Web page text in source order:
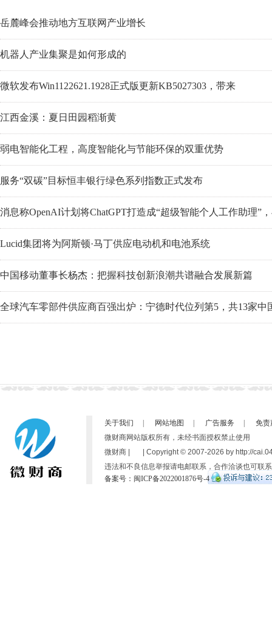
岳麓峰会推动地方互联网产业增长
机器人产业集聚是如何形成的
微软发布Win1122621.1928正式版更新KB5027303，带来
江西金溪：夏日田园稻渐黄
弱电智能化工程，高度智能化与节能环保的双重优势
服务“双碳”目标恒丰银行绿色系列指数正式发布
消息称OpenAI计划将ChatGPT打造成“超级智能个人工作助理”
Lucid集团将为阿斯顿·马丁供应电动机和电池系统
中国移动董事长杨杰：把握科技创新浪潮共谱融合发展新篇
全球汽车零部件供应商百强出炉：宁德时代位列第5，共13家中
关于我们 网站地图 广告服务
免责
微财商网站版权所有，未经书面授权禁止使用
微财商 | | Copyright © 2007-2026 by http://
违法和不良信息举报请电邮联系，合作洽谈也可联
备案号：闽ICP备2022001876号-4